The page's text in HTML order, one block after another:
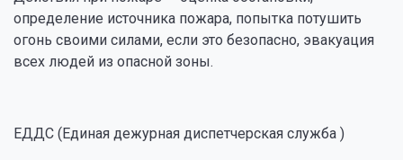
определение источника пожара, попытка потушить
огонь своими силами, если это безопасно, эвакуация
всех людей из опасной зоны.
ЕДДС (Единая дежурная диспетчерская служба )